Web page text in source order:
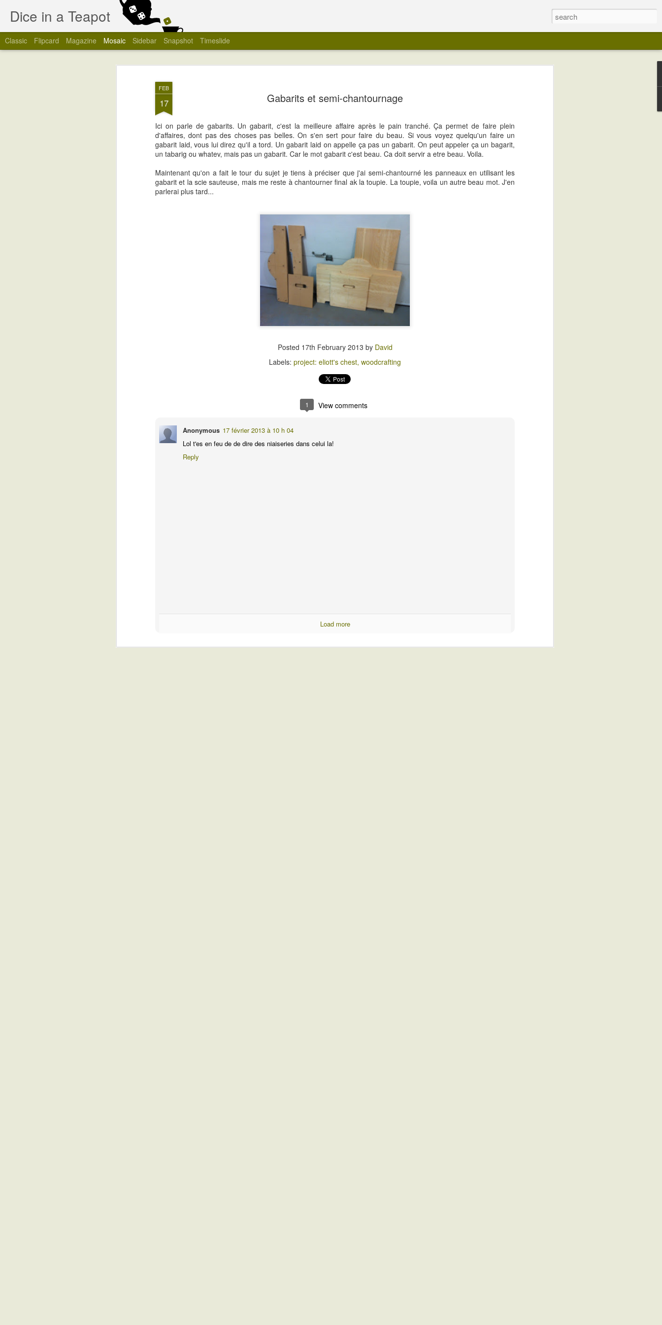
FEB
17 Gabarits et semi-chantournage
Ici on parle de gabarits. Un gabarit, c'est la meilleure affaire après le pain tranché. Ça permet de faire plein
d'affaires, dont pas des choses pas belles. On s'en sert pour faire du beau. Si vous voyez quelqu'un faire un
gabarit laid, vous lui direz qu'il a tord. Un gabarit laid on appelle ça pas un gabarit. On peut appeler ça un bagarit,
un tabarig ou whatev, mais pas un gabarit. Car le mot gabarit c'est beau. Ca doit servir a etre beau. Voila.
Maintenant qu'on a fait le tour du sujet je tiens à préciser que j'ai semi-chantourné les panneaux en utilisant les
gabarit et la scie sauteuse, mais me reste à chantourner final ak la toupie. La toupie, voila un autre beau mot. J'en
parlerai plus tard...
Posted 17th February 2013 by David
Labels: project: eliott's chest woodcrafting
1 View comments
Anonymous 17 février 2013 à 10 h 04
Lol t'es en feu de de dire des niaiseries dans celui la!
Reply
Load more
Dice in a Teapot
Classic Flipcard Magazine Mosaic Sidebar Snapshot Timeslide